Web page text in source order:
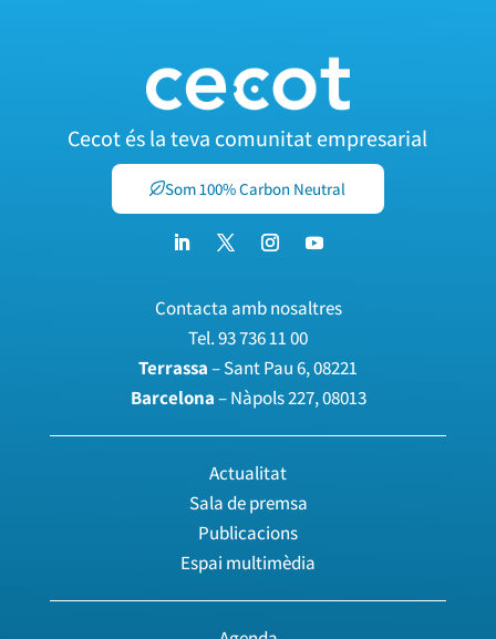
Cecot és la teva comunitat empresarial
Som 100% Carbon Neutral
Contacta amb nosaltres
Tel.93 736 11 00
Terrassa– Sant Pau 6, 08221
Barcelona– Nàpols 227, 08013
Actualitat
Sala de premsa
Publicacions
Espai multimèdia